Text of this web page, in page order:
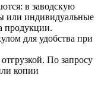
в заводскую
или индивидуальные
продукции.
для удобства при
По запросу
копии